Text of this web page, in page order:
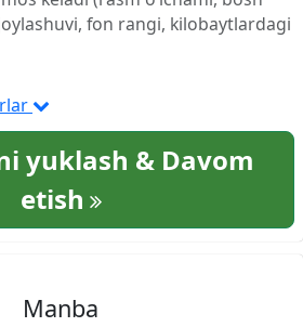
joylashuvi, fon rangi, kilobaytlardagi
yuklash & Davom
etish
Manba